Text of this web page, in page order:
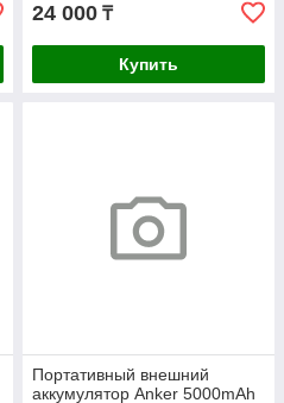
24 000 ₸
Купить
Портативный внешний
аккумулятор Anker 5000mAh